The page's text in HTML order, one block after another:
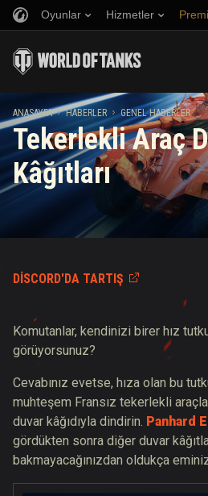
Oyunlar Hizmetler
Müzik
Adil Oyun Politikası
Wargaming.net Game Center
Twitch Ganimetleri Rehberi
Arkadaş Öner
Discord
Mod Merkezi
Medya
ANASAYFA HABERLER GENEL HABERLER
Tekerlekli Araç
Kâğıtları
DISCORD'DA TARTIŞ
Komutanlar, kendinizi birer hız
görüyorsunuz?
Cevabınız evetse, hıza olan bu
muhteşem Fransız tekerlekli
duvar kâğıdıyla dindirin. Panhard
gördükten sonra diğer duvar
bakmayacağınızdan oldukça